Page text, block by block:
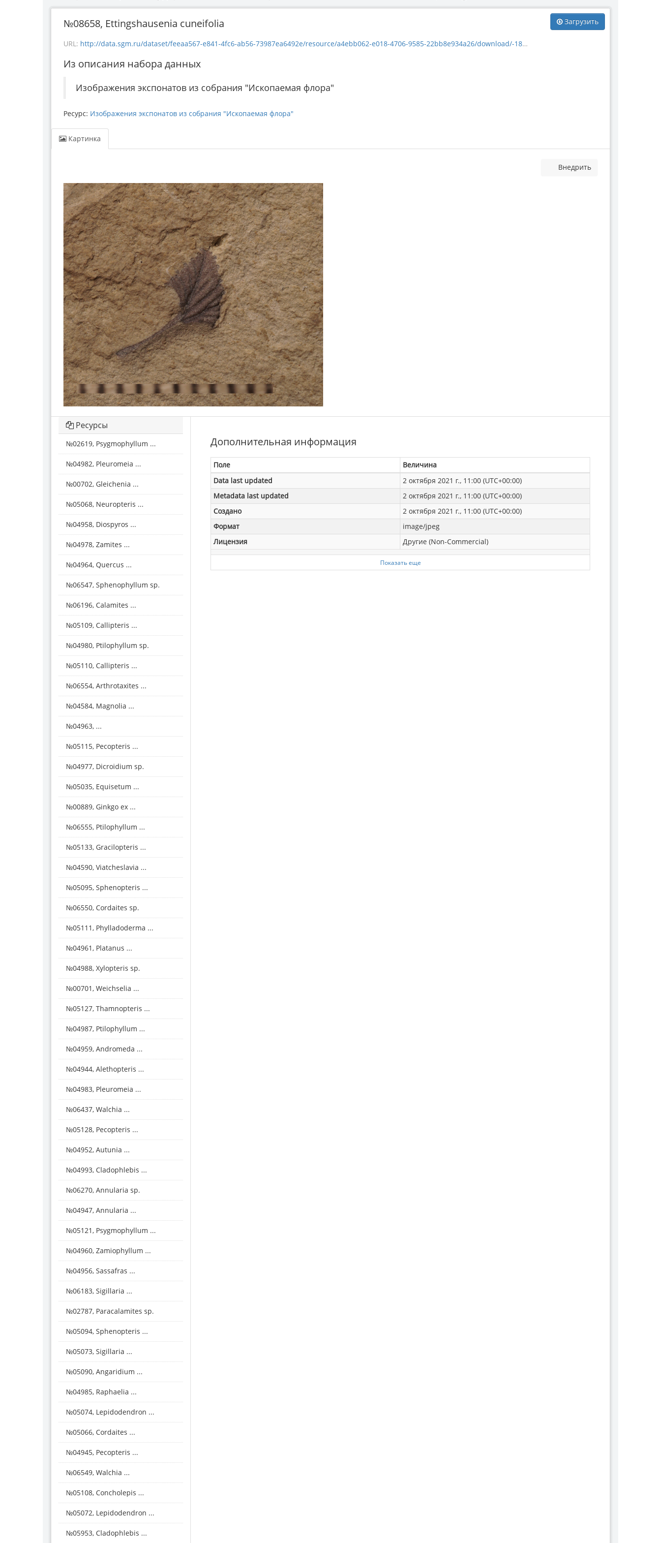
Загрузить
№08658, Ettingshausenia cuneifolia
URL: http://data.sgm.ru/dataset/feeaa567-e841-4fc6-ab56-73987ea6492e/resource/a4ebb062-e018-4706-9585-22bb8e934a26/download/-1835-65_-08658_ettingshausenia-cuneifolia.jpg
Из описания набора данных
Изображения экспонатов из собрания "Ископаемая флора"
Ресурс: Изображения экспонатов из собрания "Ископаемая флора"
Картинка
Внедрить
Дополнительная информация
Поле
Величина
Data last updated
2 октября 2021 г., 11:00 (UTC+00:00)
Metadata last updated
2 октября 2021 г., 11:00 (UTC+00:00)
Создано
2 октября 2021 г., 11:00 (UTC+00:00)
Формат
image/jpeg
Лицензия
Другие (Non-Commercial)
Показать еще
Ресурсы
№02619, Psygmophyllum ...
№04982, Pleuromeia ...
№00702, Gleichenia ...
№05068, Neuropteris ...
№04958, Diospyros ...
№04978, Zamites ...
№04964, Quercus ...
№06547, Sphenophyllum sp.
№06196, Calamites ...
№05109, Callipteris ...
№04980, Ptilophyllum sp.
№05110, Callipteris ...
№06554, Arthrotaxites ...
№04584, Magnolia ...
№04963, ...
№05115, Pecopteris ...
№04977, Dicroidium sp.
№05035, Equisetum ...
№00889, Ginkgo ex ...
№06555, Ptilophyllum ...
№05133, Gracilopteris ...
№04590, Viatcheslavia ...
№05095, Sphenopteris ...
№06550, Cordaites sp.
№05111, Phylladoderma ...
№04961, Platanus ...
№04988, Xylopteris sp.
№00701, Weichselia ...
№05127, Thamnopteris ...
№04987, Ptilophyllum ...
№04959, Andromeda ...
№04944, Alethopteris ...
№04983, Pleuromeia ...
№06437, Walchia ...
№05128, Pecopteris ...
№04952, Autunia ...
№04993, Cladophlebis ...
№06270, Annularia sp.
№04947, Annularia ...
№05121, Psygmophyllum ...
№04960, Zamiophyllum ...
№04956, Sassafras ...
№06183, Sigillaria ...
№02787, Paracalamites sp.
№05094, Sphenopteris ...
№05073, Sigillaria ...
№05090, Angaridium ...
№04985, Raphaelia ...
№05074, Lepidodendron ...
№05066, Cordaites ...
№04945, Pecopteris ...
№06549, Walchia ...
№05108, Concholepis ...
№05072, Lepidodendron ...
№05953, Cladophlebis ...